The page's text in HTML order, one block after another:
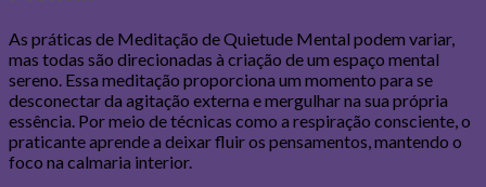
As práticas de Meditação de Quietude Mental podem variar,
mas todas são direcionadas à criação de um espaço mental
sereno. Essa meditação proporciona um momento para se
desconectar da agitação externa e mergulhar na sua própria
essência. Por meio de técnicas como a respiração consciente, o
praticante aprende a deixar fluir os pensamentos, mantendo o
foco na calmaria interior.